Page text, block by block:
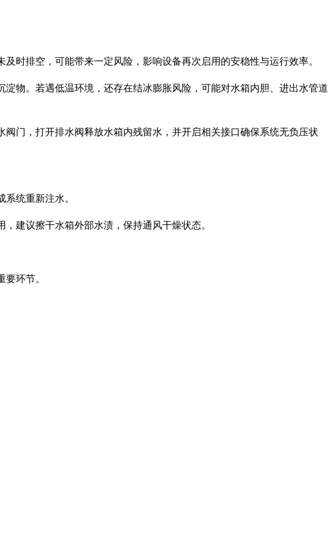
时排空，可能带来一定风险，影响设备再次启用的安稳性与运行效率。
物。若遇低温环境，还存在结冰膨胀风险，可能对水箱内胆、进出水管道
门，打开排水阀释放水箱内残留水，并开启相关接口确保系统无负压状
统重新注水。
建议擦干水箱外部水渍，保持通风干燥状态。
环节。